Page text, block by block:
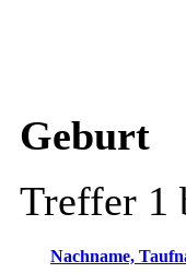
Geburt
Treffer 1
Nachname,